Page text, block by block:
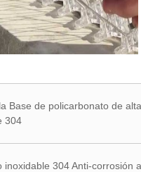
Base de policarbonato de
304
inoxidable 304 Anti-corrosión